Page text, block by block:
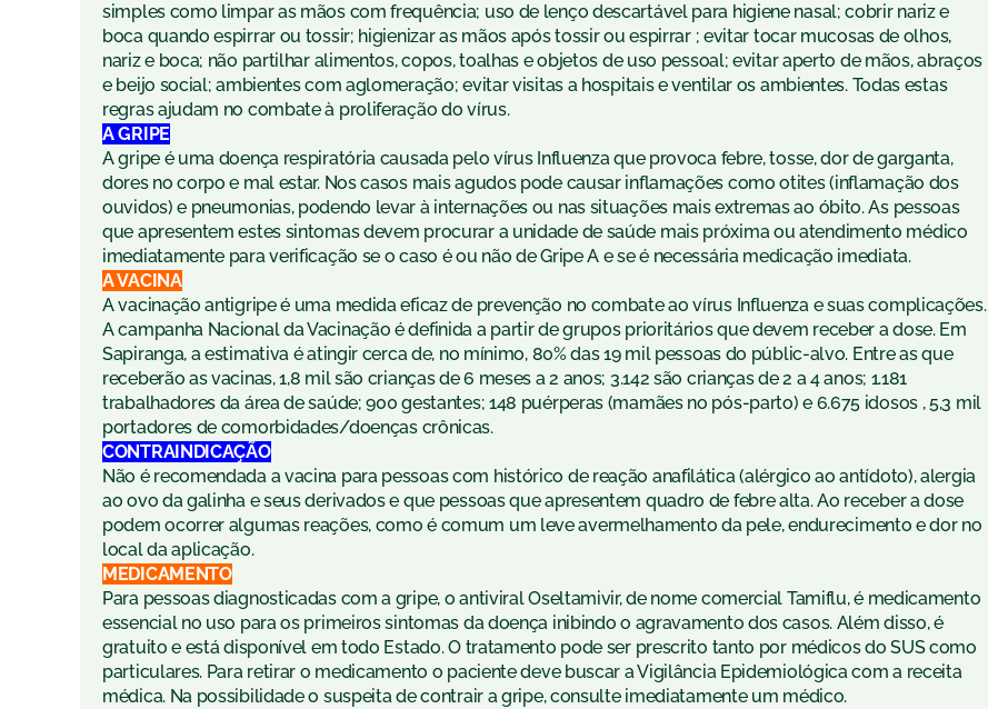
simples como limpar as mãos com frequência; uso de lenço descartável para higiene nasal; cobrir nariz e
boca quando espirrar ou tossir; higienizar as mãos após tossir ou espirrar ; evitar tocar mucosas de olhos,
nariz e boca; não partilhar alimentos, copos, toalhas e objetos de uso pessoal; evitar aperto de mãos, abraços
e beijo social; ambientes com aglomeração; evitar visitas a hospitais e ventilar os ambientes. Todas estas
regras ajudam no combate à proliferação do vírus.
A GRIPE
A gripe é uma doença respiratória causada pelo vírus Influenza que provoca febre, tosse, dor de garganta,
dores no corpo e mal estar. Nos casos mais agudos pode causar inflamações como otites (inflamação dos
ouvidos) e pneumonias, podendo levar à internações ou nas situações mais extremas ao óbito. As pessoas
que apresentem estes sintomas devem procurar a unidade de saúde mais próxima ou atendimento médico
imediatamente para verificação se o caso é ou não de Gripe A e se é necessária medicação imediata.
A VACINA
A vacinação antigripe é uma medida eficaz de prevenção no combate ao vírus Influenza e suas complicações.
A campanha Nacional da Vacinação é definida a partir de grupos prioritários que devem receber a dose. Em
Sapiranga, a estimativa é atingir cerca de, no mínimo, 80% das 19 mil pessoas do públic-alvo. Entre as que
receberão as vacinas, 1,8 mil são crianças de 6 meses a 2 anos; 3.142 são crianças de 2 a 4 anos; 1.181
trabalhadores da área de saúde; 900 gestantes; 148 puérperas (mamães no pós-parto) e 6.675 idosos , 5,3 mil
portadores de comorbidades/doenças crônicas.
CONTRAINDICAÇÃO
Não é recomendada a vacina para pessoas com histórico de reação anafilática (alérgico ao antídoto), alergia
ao ovo da galinha e seus derivados e que pessoas que apresentem quadro de febre alta. Ao receber a dose
podem ocorrer algumas reações, como é comum um leve avermelhamento da pele, endurecimento e dor no
local da aplicação.
MEDICAMENTO
Para pessoas diagnosticadas com a gripe, o antiviral Oseltamivir, de nome comercial Tamiflu, é medicamento
essencial no uso para os primeiros sintomas da doença inibindo o agravamento dos casos. Além disso, é
gratuito e está disponível em todo Estado. O tratamento pode ser prescrito tanto por médicos do SUS como
particulares. Para retirar o medicamento o paciente deve buscar a Vigilância Epidemiológica com a receita
médica. Na possibilidade o suspeita de contrair a gripe, consulte imediatamente um médico.